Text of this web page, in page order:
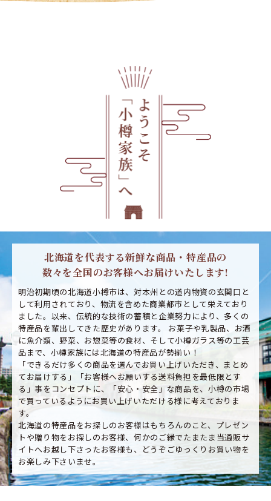
北海道を代表する新鮮な商品・特産品の
数々を全国のお客様へお届けいたします!
明治初期頃の北海道小樽市は、対本州との道内物資の玄関口と
して利用されており、物流を含めた商業都市として栄えており
ました。以来、伝統的な技術の蓄積と企業努力により、多くの
特産品を輩出してきた歴史があります。 お菓子や乳製品、お酒
に魚介類、野菜、お惣菜等の食材、そして小樽ガラス等の工芸
品まで、小樽家族には北海道の特産品が勢揃い！
「できるだけ多くの商品を選んでお買い上げいただき、まとめ
てお届けする」「お客様へお願いする送料負担を最低限とす
る」事をコンセプトに、「安心・安全」な商品を、小樽の市場
で買っているようにお買い上げいただける様に考えておりま
す。
北海道の特産品をお探しのお客様はもちろんのこと、プレゼン
トや贈り物をお探しのお客様、何かのご縁でたまたま当通販サ
イトへお越し下さったお客様も、どうぞごゆっくりお買い物を
お楽しみ下さいませ。